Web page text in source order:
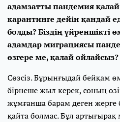
адамзатты пандемия қалай
карантинге дейін қандай
болды? Біздің үйреншікті
адамдар миграциясы
өзгере ме, қалай ойлайсыз?
Сөзсіз. Бұрынғыдай бейқам
бірнеше жыл керек, соның
жұмғанша барам деген жерге
қайта болмас. Бұл артығырақ